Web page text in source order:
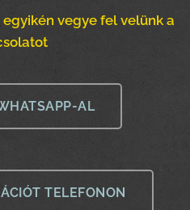
vegye fel velünk a
AL
TELEFONON